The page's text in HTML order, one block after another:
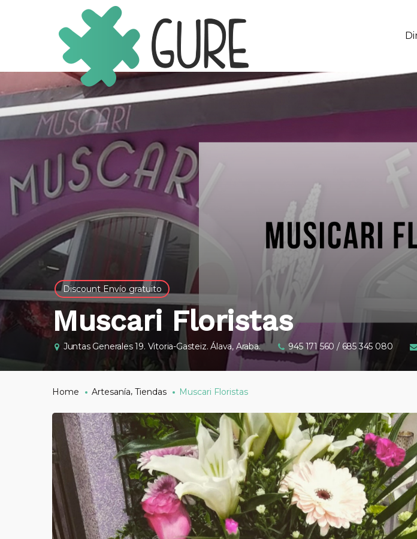
Discount Envío gratuito
Muscari Floristas
Juntas Generales 19. Vitoria-Gasteiz. Álava, Araba. 945 171 560 / 685 345 080
Home Artesanía, Tiendas Muscari Floristas